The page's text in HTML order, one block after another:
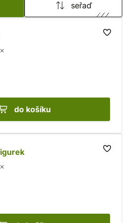
seřaď
do košíku